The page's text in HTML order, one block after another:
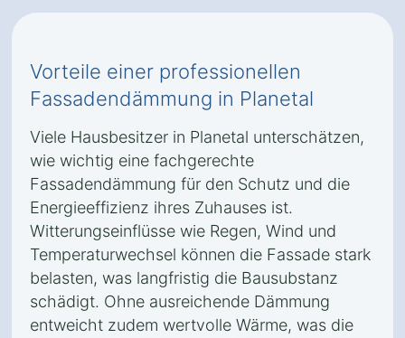
Vorteile einer professionellen
Fassadendämmung in Planetal
Viele Hausbesitzer in Planetal unterschätzen,
wie wichtig eine fachgerechte
Fassadendämmung für den Schutz und die
Energieeffizienz ihres Zuhauses ist.
Witterungseinflüsse wie Regen, Wind und
Temperaturwechsel können die Fassade stark
belasten, was langfristig die Bausubstanz
schädigt. Ohne ausreichende Dämmung
entweicht zudem wertvolle Wärme, was die